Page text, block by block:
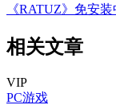
《RATUZ》免安
相关文章
VIP
PC游戏